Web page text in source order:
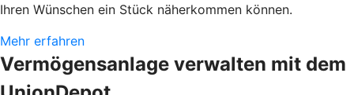
Ihren Wünschen ein Stück näherkommen können.
Mehr erfahren
Vermögensanlage verwalten mit dem